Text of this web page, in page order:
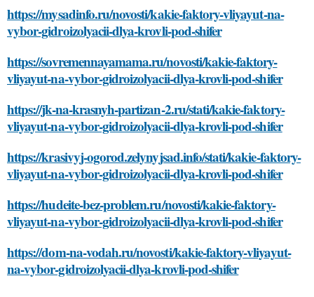
https://mysadinfo.ru/novosti/kakie-faktory-vliyayut-na-
vybor-gidroizolyacii-dlya-krovli-pod-shifer
https://sovremennayamama.ru/novosti/kakie-faktory-
vliyayut-na-vybor-gidroizolyacii-dlya-krovli-pod-shifer
https://jk-na-krasnyh-partizan-2.ru/stati/kakie-faktory-
vliyayut-na-vybor-gidroizolyacii-dlya-krovli-pod-shifer
https://krasivyj-ogorod.zelynyjsad.info/stati/kakie-faktory-
vliyayut-na-vybor-gidroizolyacii-dlya-krovli-pod-shifer
https://hudeite-bez-problem.ru/novosti/kakie-faktory-
vliyayut-na-vybor-gidroizolyacii-dlya-krovli-pod-shifer
https://dom-na-vodah.ru/novosti/kakie-faktory-vliyayut-
na-vybor-gidroizolyacii-dlya-krovli-pod-shifer